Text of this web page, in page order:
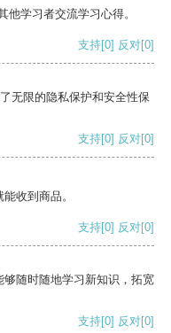
学习者交流学习心得。
支持[0] 反对[0]
无限的隐私保护和安全性保
支持[0] 反对[0]
收到商品。
支持[0] 反对[0]
随时随地学习新知识，拓宽
支持[0] 反对[0]